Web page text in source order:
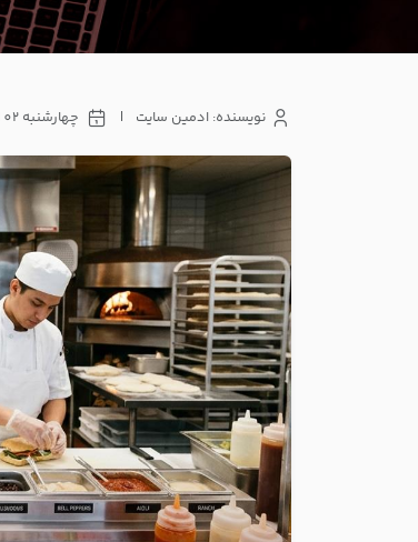
نویسنده: ادمین سایت | چهارشنبه 02 اردیبهشت 1405